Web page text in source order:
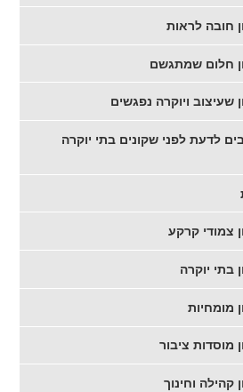
חובה לראות
חלום שמתגשם
שעיצוב ויוקרה נפגשים
לדעת לפני שקונים בתי יוקרה
צמודי קרקע
בתי יוקרה
מומחיות
מוסדות ציבור
קהילה וחינוך